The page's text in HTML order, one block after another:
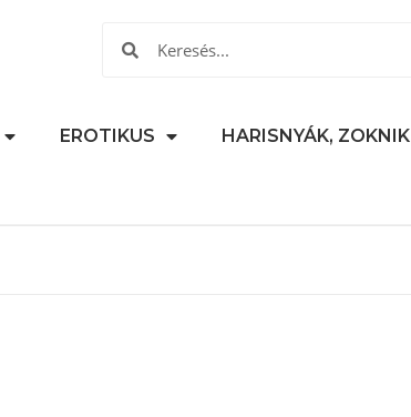
EROTIKUS HARISNYÁK, ZOKNIK